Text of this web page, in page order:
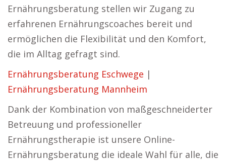
Ernährungsberatung stellen wir Zugang zu
erfahrenen Ernährungscoaches bereit und
ermöglichen die Flexibilität und den Komfort,
die im Alltag gefragt sind.
Ernährungsberatung Eschwege |
Ernährungsberatung Mannheim
Dank der Kombination von maßgeschneiderter
Betreuung und professioneller
Ernährungstherapie ist unsere Online-
Ernährungsberatung die ideale Wahl für alle, die